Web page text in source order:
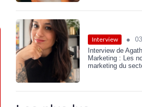
Interview •
Interview de
Marketing : Les
marketing du